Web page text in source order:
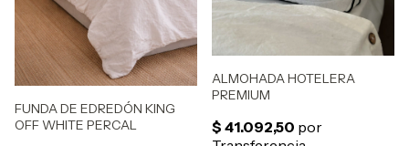
FUNDA DE EDREDÓN KING
OFF WHITE PERCAL
ALMOHADA HOTELERA
PREMIUM